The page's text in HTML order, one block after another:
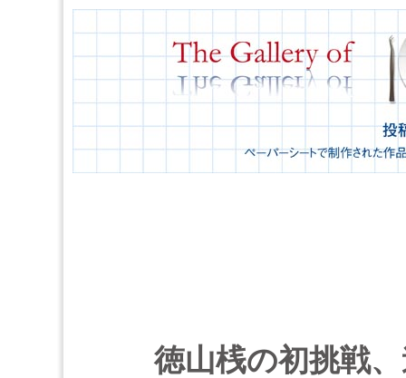
徳山桟の初挑戦